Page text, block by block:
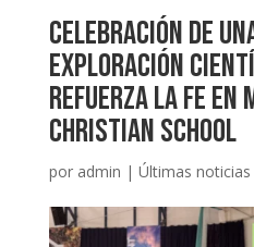
Celebración de
exploración
refuerza la fe en
Christian School
por admin | Últimas noticias